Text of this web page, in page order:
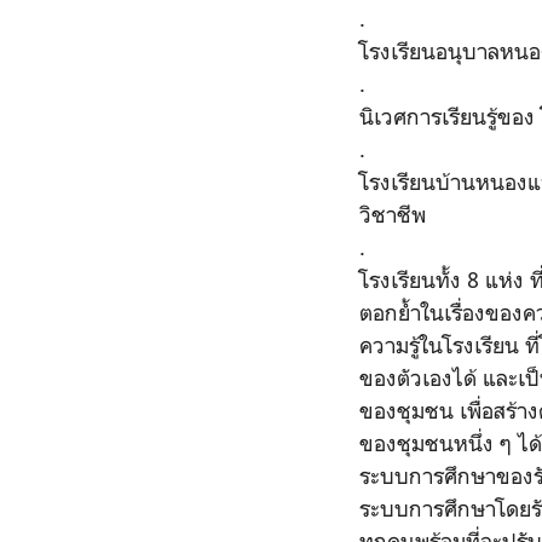
.
โรงเรียนอนุบาลหน
.
นิเวศการเรียนรู้ขอ
.
โรงเรียนบ้านหนอง
วิชาชีพ
.
โรงเรียนทั้ง 8 แห่ง
ตอกย้ำในเรื่องของ
ความรู้ในโรงเรียน
ของตัวเองได้ และ
ของชุมชน เพื่อสร้า
ของชุมชนหนึ่ง ๆ ไ
ระบบการศึกษาขอ
ระบบการศึกษาโด